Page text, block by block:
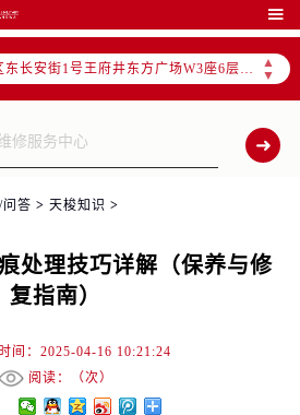

▲
▼
北京市朝阳区建国门外大街甲6号华熙国际中心D座11层1102室售后服务中心（需提前预约）
北京市东城区东长安街1号王府井东方广场W3座6层602室售后服务中心（需提前预约）
业！
答 > 天梭知识 >
处理技巧详解（保养与修
复指南）
间：2025-04-16 10:21:24
阅读：（次）